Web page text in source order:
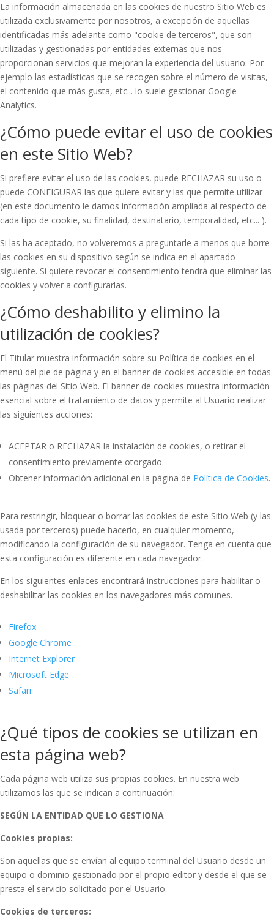
La información almacenada en las cookies de nuestro Sitio Web es
utilizada exclusivamente por nosotros, a excepción de aquellas
identificadas más adelante como "cookie de terceros", que son
utilizadas y gestionadas por entidades externas que nos
proporcionan servicios que mejoran la experiencia del usuario. Por
ejemplo las estadísticas que se recogen sobre el número de visitas,
el contenido que más gusta, etc... lo suele gestionar Google
Analytics.
¿Cómo puede evitar el uso de cookies
en este Sitio Web?
Si prefiere evitar el uso de las cookies, puede RECHAZAR su uso o
puede CONFIGURAR las que quiere evitar y las que permite utilizar
(en este documento le damos información ampliada al respecto de
cada tipo de cookie, su finalidad, destinatario, temporalidad, etc... ).
Si las ha aceptado, no volveremos a preguntarle a menos que borre
las cookies en su dispositivo según se indica en el apartado
siguiente. Si quiere revocar el consentimiento tendrá que eliminar las
cookies y volver a configurarlas.
¿Cómo deshabilito y elimino la
utilización de cookies?
El Titular muestra información sobre su Política de cookies en el
menú del pie de página y en el banner de cookies accesible en todas
las páginas del Sitio Web. El banner de cookies muestra información
esencial sobre el tratamiento de datos y permite al Usuario realizar
las siguientes acciones:
ACEPTAR o RECHAZAR la instalación de cookies, o retirar el
consentimiento previamente otorgado.
Obtener información adicional en la página de Política de Cookies.
Para restringir, bloquear o borrar las cookies de este Sitio Web (y las
usada por terceros) puede hacerlo, en cualquier momento,
modificando la configuración de su navegador. Tenga en cuenta que
esta configuración es diferente en cada navegador.
En los siguientes enlaces encontrará instrucciones para habilitar o
deshabilitar las cookies en los navegadores más comunes.
Firefox
Google Chrome
Internet Explorer
Microsoft Edge
Safari
¿Qué tipos de cookies se utilizan en
esta página web?
Cada página web utiliza sus propias cookies. En nuestra web
utilizamos las que se indican a continuación:
SEGÚN LA ENTIDAD QUE LO GESTIONA
Cookies propias:
Son aquellas que se envían al equipo terminal del Usuario desde un
equipo o dominio gestionado por el propio editor y desde el que se
presta el servicio solicitado por el Usuario.
Cookies de terceros: